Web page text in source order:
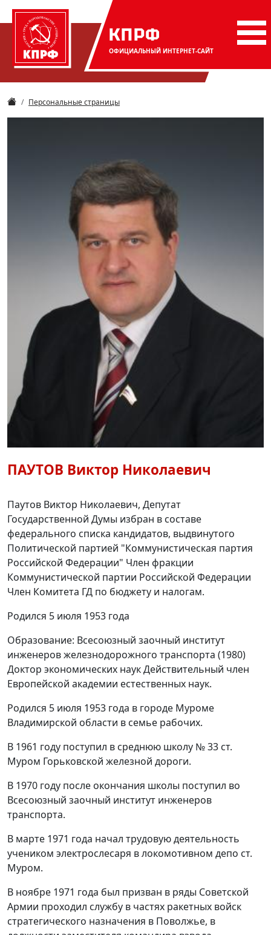
КПРФ
ОФИЦИАЛЬНЫЙ ИНТЕРНЕТ-САЙТ
Персональные страницы
ПАУТОВ Виктор Николаевич
Паутов Виктор Николаевич, Депутат
Государственной Думы избран в составе
федерального списка кандидатов, выдвинутого
Политической партией "Коммунистическая партия
Российской Федерации" Член фракции
Коммунистической партии Российской Федерации
Член Комитета ГД по бюджету и налогам.
Родился 5 июля 1953 года
Образование: Всесоюзный заочный институт
инженеров железнодорожного транспорта (1980)
Доктор экономических наук Действительный член
Европейской академии естественных наук.
Родился 5 июля 1953 года в городе Муроме
Владимирской области в семье рабочих.
В 1961 году поступил в среднюю школу № 33 ст.
Муром Горьковской железной дороги.
В 1970 году после окончания школы поступил во
Всесоюзный заочный институт инженеров
транспорта.
В марте 1971 года начал трудовую деятельность
учеником электрослесаря в локомотивном депо ст.
Муром.
В ноябре 1971 года был призван в ряды Советской
Армии проходил службу в частях ракетных войск
стратегического назначения в Поволжье, в